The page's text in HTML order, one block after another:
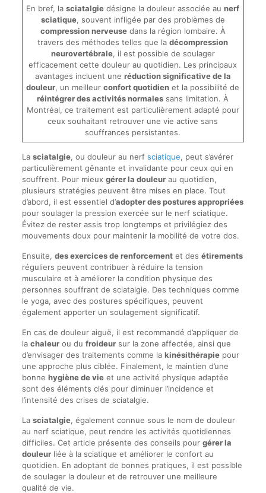
En bref, lasciatalgie désigne la douleur associée aunerf
sciatique, souvent infligée par des problèmes de
compression nerveusedans la région lombaire. À
travers des méthodes telles que ladécompression
neurovertébrale, il est possible de soulager
efficacement cette douleur au quotidien. Les principaux
avantages incluent une réduction significative de la
douleur, un meilleurconfort quotidien et la possibilité de
réintégrer des activités normales sans limitation. À
Montréal, ce traitement est particulièrement adapté pour
ceux souhaitant retrouver une vie active sans
souffrances persistantes.
La sciatalgie, ou douleur au nerf sciatique, peut s’avérer
particulièrement gênante et invalidante pour ceux qui en
souffrent. Pour mieux gérer la douleurau quotidien,
plusieurs stratégies peuvent être mises en place. Tout
d’abord, il est essentiel d’adopter des postures appropriées
pour soulager la pression exercée sur le nerf sciatique.
Évitez de rester assis trop longtemps et privilégiez des
mouvements doux pour maintenir la mobilité de votre dos.
Ensuite, des exercices de renforcementet des étirements
réguliers peuvent contribuer à réduire la tension
musculaire et à améliorer la condition physique des
personnes souffrant de sciatalgie. Des techniques comme
le yoga, avec des postures spécifiques, peuvent
également apporter un soulagement significatif.
En cas de douleur aiguë, il est recommandé d’appliquer de
la chaleurou du froideursur la zone affectée, ainsi que
d’envisager des traitements comme la kinésithérapiepour
une approche plus ciblée. Finalement, le maintien d’une
bonne hygiène de vieet une activité physique adaptée
sont des éléments clés pour diminuer l’incidence et
l’intensité des crises de sciatalgie.
La sciatalgie, également connue sous le nom de douleur
au nerf sciatique, peut rendre les activités quotidiennes
difficiles. Cet article présente des conseils pour gérer la
douleurliée à la sciatique et améliorer le confort au
quotidien. En adoptant de bonnes pratiques, il est possible
de soulager la douleur et de retrouver une meilleure
qualité de vie.